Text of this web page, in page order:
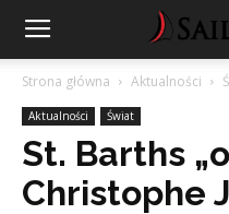
Strona główna Aktualności
Aktualności Świat
St. Barths
Christophe